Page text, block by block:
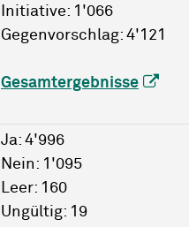
Initiative: 1'066
Gegenvorschlag: 4'121
Gesamtergebnisse
Ja: 4'996
Nein: 1'095
Leer: 160
Ungültig: 19